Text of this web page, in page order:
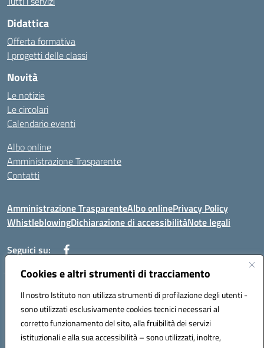
Cookies e altri strumenti di tracciamento
Il nostro Istituto non utilizza strumenti di profilazione degli utenti -
sono utilizzati esclusivamente cookies tecnici necessari al
corretto funzionamento del sito, alla fruibilità dei servizi
istituzionali e alla sua accessibilità – sono utilizzati, inoltre,
Didattica
Offerta formativa
I progetti delle classi
Novità
Le notizie
Le circolari
Calendario eventi
Albo online
Amministrazione Trasparente
Contatti
Amministrazione TrasparenteAlbo onlinePrivacy Policy
WhistleblowingDichiarazione di accessibilitàNote legali
Seguici su:
Telefono: 0881814875
Mail: fgic86100g@istruzione.it PEC: fgic86100g@pec.istruzione.it
Codice univoco ufficio: UF0Y26 Codice IPA: istsc_fgic86100g
Codice meccanografico: FGIC86100G
Codice fiscale: 80030630711